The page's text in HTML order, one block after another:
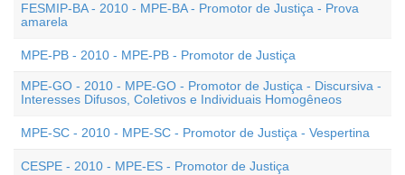
FESMIP-BA - 2010 - MPE-BA - Promotor de Justiça - Prova
amarela
MPE-PB - 2010 - MPE-PB - Promotor de Justiça
MPE-GO - 2010 - MPE-GO - Promotor de Justiça - Discursiva -
Interesses Difusos, Coletivos e Individuais Homogêneos
MPE-SC - 2010 - MPE-SC - Promotor de Justiça - Vespertina
CESPE - 2010 - MPE-ES - Promotor de Justiça